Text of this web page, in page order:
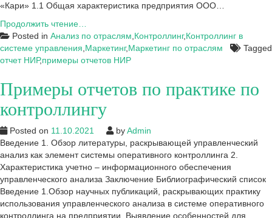
«Кари» 1.1 Общая характеристика предприятия ООО…
Продолжить чтение…
отчетов
по
НИР
работе)
Posted in Анализ по отраслям Контроллинг,Контроллинг в
системе управления Маркетинг,Маркетинг по отраслям
Tagged
отчет НИР,примеры отчетов НИР
Примеры отчетов по практике по
контроллингу
Posted on 11.10.2021 byAdmin
Введение 1. Обзор литературы, раскрывающей управленческий
анализ как элемент системы оперативного контроллинга 2.
Характеристика учетно – информационного обеспечения
управленческого анализа Заключение Библиографический список
Введение 1.Обзор научных публикаций, раскрывающих практику
использования управленческого анализа в системе оперативного
контроллинга на предприятии. Выявление особенностей для